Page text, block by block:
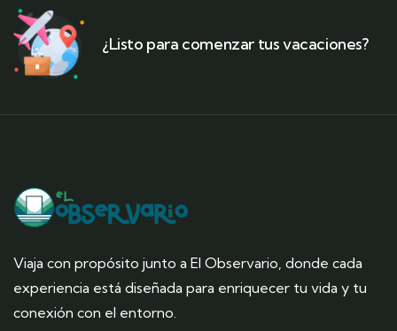
¿Listo para comenzar tus vacaciones?
Viaja con propósito junto a El Observario, donde cada
experiencia está diseñada para enriquecer tu vida y tu
conexión con el entorno.